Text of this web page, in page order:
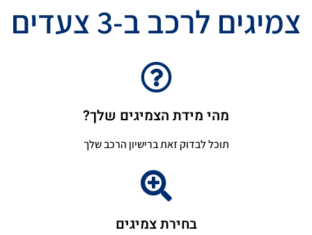
צמיגים לרכב ב-3 צעדים
מהי מידת הצמיגים שלך?
תוכל לבדוק זאת ברישיון הרכב שלך
בחירת צמיגים